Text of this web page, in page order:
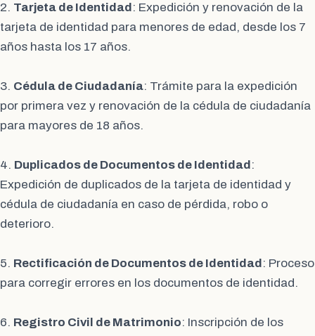
2. Tarjeta de Identidad : Expedición y renovación de la
tarjeta de identidad para menores de edad, desde los 7
años hasta los 17 años.
3. Cédula de Ciudadanía: Trámite para la expedición
por primera vez y renovación de la cédula de ciudadanía
para mayores de 18 años.
4. Duplicados de Documentos de Identidad :
Expedición de duplicados de la tarjeta de identidad y
cédula de ciudadanía en caso de pérdida, robo o
deterioro.
5. Rectificación de Documentos de Identidad : Proceso
para corregir errores en los documentos de identidad.
6. Registro Civil de Matrimonio: Inscripción de los